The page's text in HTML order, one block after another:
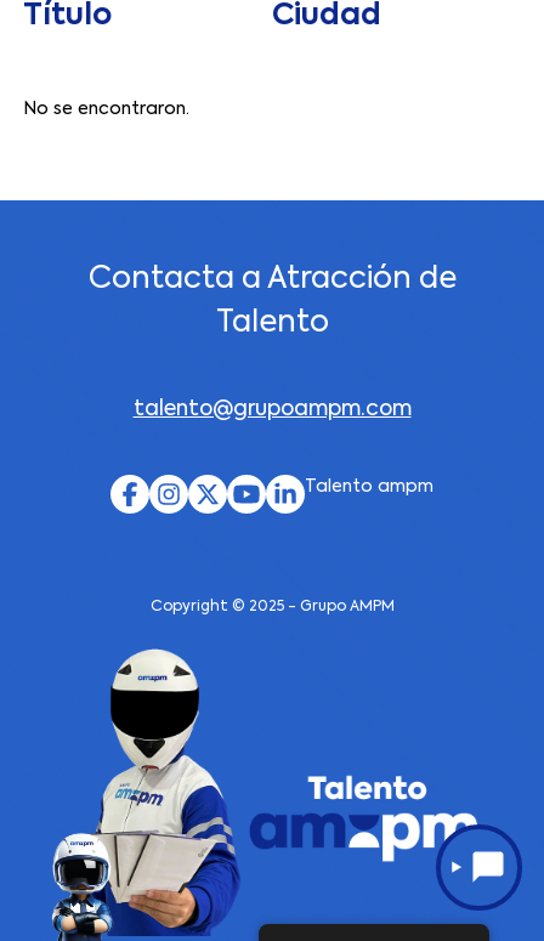
Título Ciudad
No se encontraron.
Contacta a Atracción de
Talento
talento@grupoampm.com
Talento ampm
Copyright © 2025 - Grupo AMPM